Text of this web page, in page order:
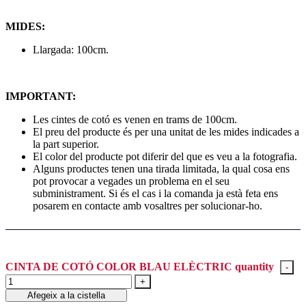
MIDES:
Llargada: 100cm.
IMPORTANT:
Les cintes de cotó es venen en trams de 100cm.
El preu del producte és per una unitat de les mides indicades a
la part superior.
El color del producte pot diferir del que es veu a la fotografia.
Alguns productes tenen una tirada limitada, la qual cosa ens
pot provocar a vegades un problema en el seu
subministrament. Si és el cas i la comanda ja està feta ens
posarem en contacte amb vosaltres per solucionar-ho.
CINTA DE COTÓ COLOR BLAU ELÈCTRIC quantity
Afegeix a la cistella